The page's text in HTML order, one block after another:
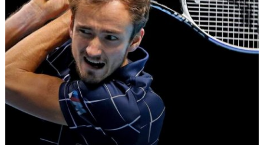
Индиан-
Уэллсе